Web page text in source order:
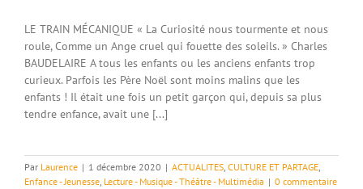
LE TRAIN MÉCANIQUE « La Curiosité nous tourmente et nous
roule, Comme un Ange cruel qui fouette des soleils. » Charles
BAUDELAIRE A tous les enfants ou les anciens enfants trop
curieux. Parfois les Père Noël sont moins malins que les
enfants ! Il était une fois un petit garçon qui, depuis sa plus
tendre enfance, avait une [...]
Par Laurence | 1 décembre 2020 | ACTUALITES, CULTURE ET PARTAGE,
Enfance - Jeunesse, Lecture - Musique - Théâtre - Multimédia | 0 commentaire